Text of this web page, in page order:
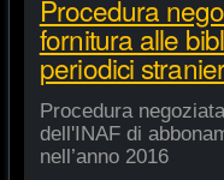
Procedura
fornitura alle
periodici
Procedura
dell'INAF di
nell’anno 2016